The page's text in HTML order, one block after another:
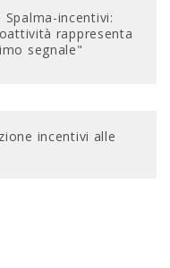
Spalma-incentivi:
rappresenta
segnale"
incentivi alle